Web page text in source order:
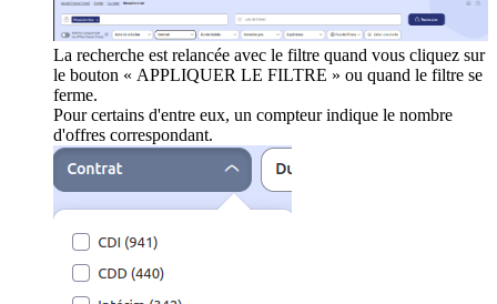
La recherche est relancée avec le filtre quand vous cliquez sur
le bouton « APPLIQUER LE FILTRE » ou quand le filtre se
ferme.
Pour certains d'entre eux, un compteur indique le nombre
d'offres correspondant.